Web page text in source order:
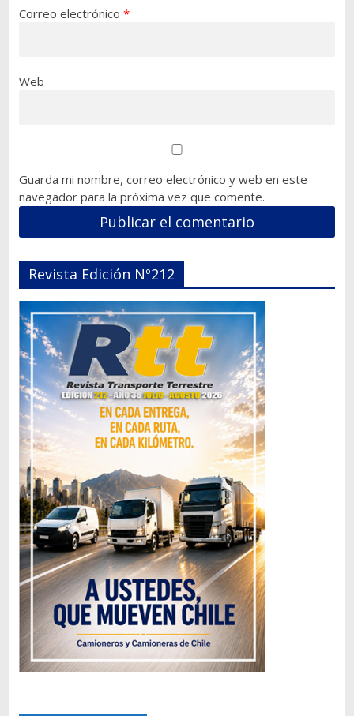
Correo electrónico *
Web
Guarda mi nombre, correo electrónico y web en este
navegador para la próxima vez que comente.
Revista Edición Nº212